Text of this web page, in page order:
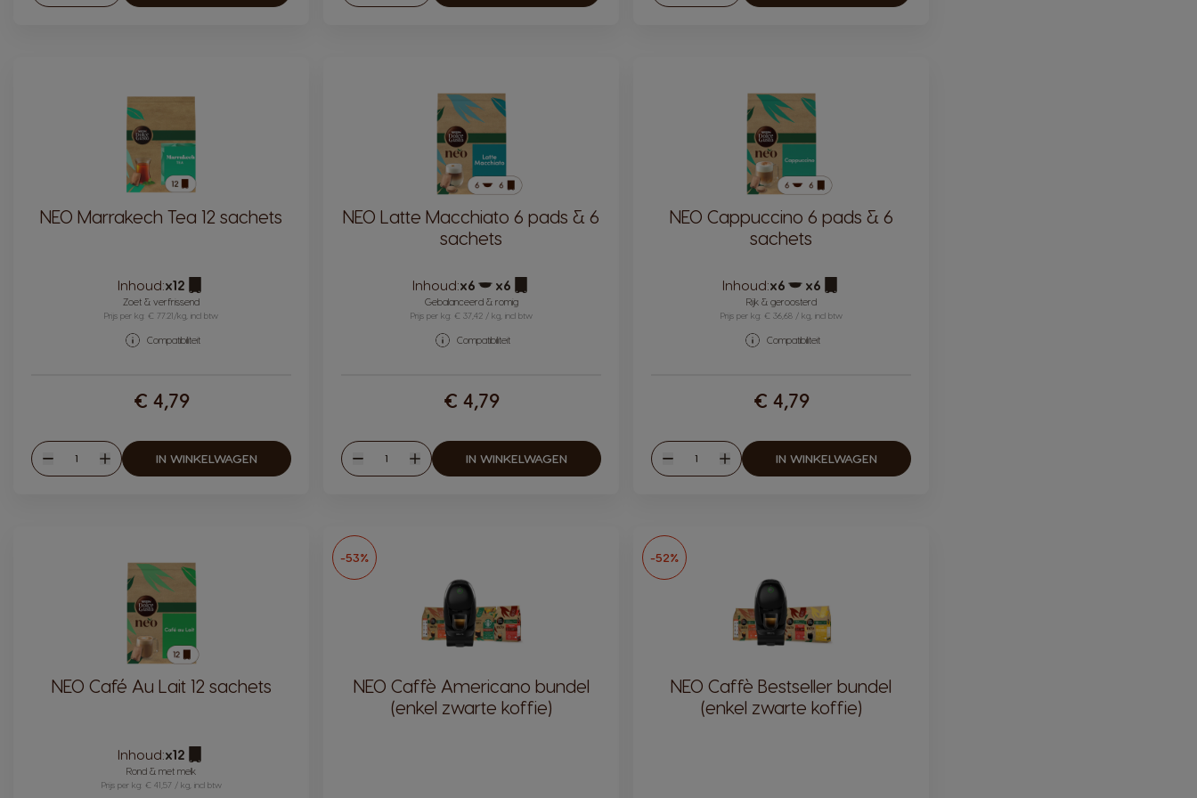
NEO Marrakech Tea 12 sachets
Inhoud:x12
Pictogram capsule
Zoet & verfrissend
Prijs per kg: € 77.21/kg, incl btw
Compatibiliteit
€ 4,79
Verlagen
Hoeveelheid
Verhogen
IN WINKELWAGEN
NEO Latte Macchiato 6 pads & 6
sachets
Inhoud:x6
Pictogram capsule
x6
Pictogram capsule
Gebalanceerd & romig
Prijs per kg: € 37,42 / kg, incl btw
Compatibiliteit
€ 4,79
Verlagen
Hoeveelheid
Verhogen
IN WINKELWAGEN
NEO Cappuccino 6 pads & 6
sachets
Inhoud:x6
Pictogram capsule
x6
Rijk & geroosterd
Prijs per kg: € 36,68 / kg, incl btw
Compatibiliteit
€ 4,79
Verlagen
Hoeveelheid
Verhogen
IN WINKELWAGEN
NEO Café Au Lait 12 sachets
Inhoud:x12
Pictogram capsule
Rond & met melk
Prijs per kg: € 41,57 / kg, incl btw
-53%
NEO Caffè Americano bundel
(enkel zwarte koffie)
-52%
NEO Caffè Bestseller bundel
(enkel zwarte koffie)